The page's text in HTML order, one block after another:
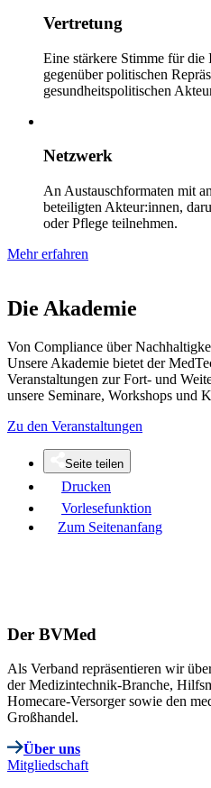
Vertretung
Eine stärkere Stimme für die
gegenüber politischen
gesundheitspolitischen
Netzwerk
An Austauschformaten mit
beteiligten Akteur:innen,
oder Pflege teilnehmen.
Mehr erfahren
Die Akademie
Von Compliance über
Unsere Akademie bietet der
Veranstaltungen zur Fort- und
unsere Seminare, Workshops und
Zu den Veranstaltungen
Seite teilen
Drucken
Vorlesefunktion
Zum Seitenanfang
Der BVMed
Als Verband repräsentieren wir
der Medizintechnik-Branche,
Homecare-Versorger sowie den
Großhandel.
Über uns
Mitgliedschaft